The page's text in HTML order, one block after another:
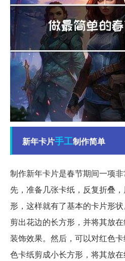
新年卡片手工制作简单
制作新年卡片是春节期间一项
先，准备几张卡纸，反复折叠
形，这样就有了基本的卡片形
剪出花边的长方形，并将其放
装饰效果。然后，可以对红色
色卡纸剪成小长方形，将其放